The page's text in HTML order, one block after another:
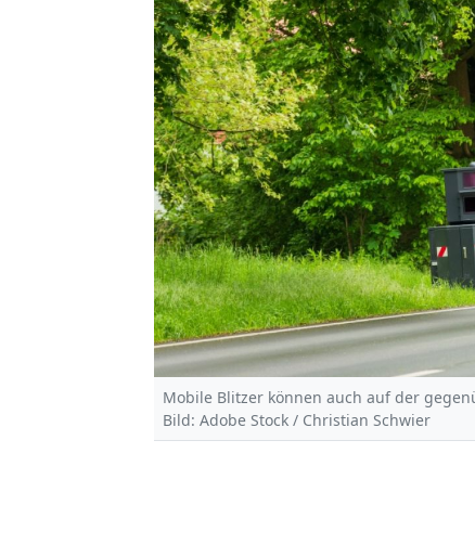
Mobile Blitzer können auch auf der
Bild: Adobe Stock / Christian Schwier